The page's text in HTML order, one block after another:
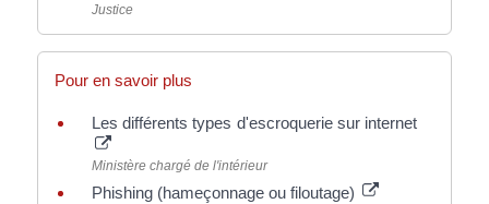
Justice
Pour en savoir plus
Les différents types d'escroquerie sur internet
Ministère chargé de l'intérieur
Phishing (hameçonnage ou filoutage)